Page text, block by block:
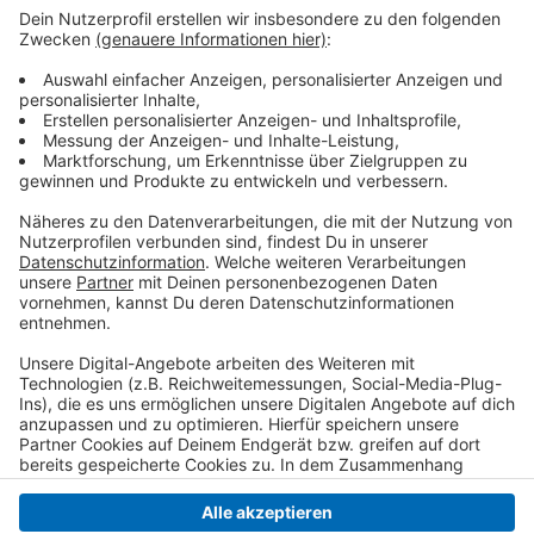
Anzeige
Bei der Umsetzung der Lockerungen haben die EU-
Staaten viel Spielraum. Deutschland hatte den
Lockerungen auf EU-Ebene wegen Bedenken mit Blick
Anzeige
Anzeige